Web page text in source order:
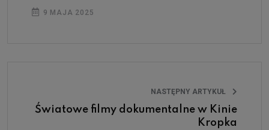
9 MAJA 2025
NASTĘPNY ARTYKUŁ
Światowe filmy dokumentalne w Kinie
Kropka